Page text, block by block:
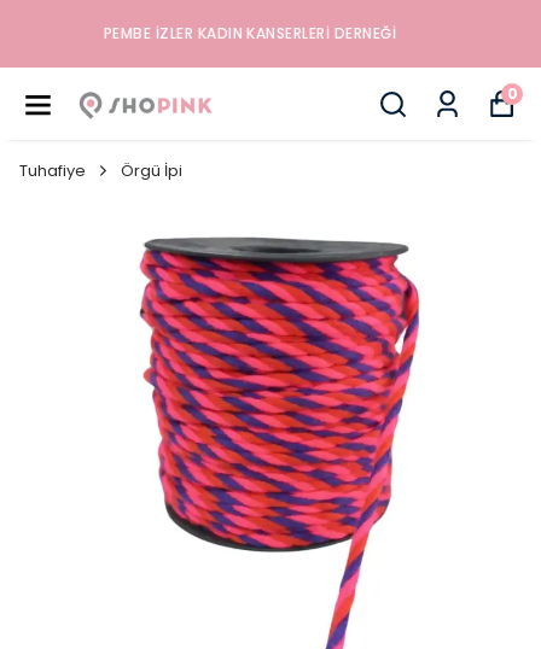
İYILIK, SAĞLIK VE MUTLULUK DÜKKANINA
0
Tuhafiye Örgü İpi